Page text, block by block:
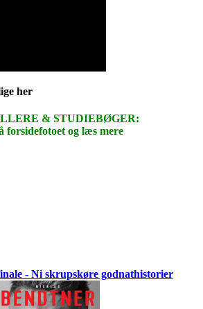
her
& STUDIEBØGER:
forsidefotoet og læs mere